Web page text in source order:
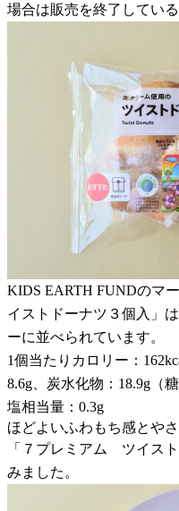
場合は販売を終了してい
KIDS EARTH FUNDのマ
イストドーナツ３個入」
ーに並べられています。
1個当たりカロリー：
8.6g、炭水化物：18.9g（
塩相当量：0.3g
ほどよいふわもち感とや
「７プレミアム ツイス
みました。